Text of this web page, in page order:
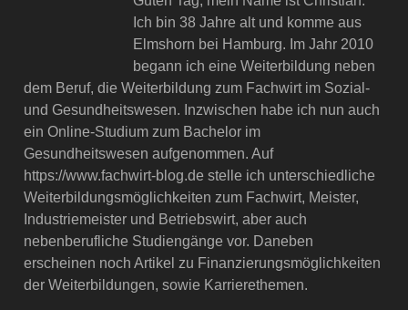
Ich bin 38 Jahre alt und komme aus
Elmshorn bei Hamburg. Im Jahr 2010
begann ich eine Weiterbildung neben
dem Beruf, die Weiterbildung zum Fachwirt im Sozial-
und Gesundheitswesen. Inzwischen habe ich nun auch
ein Online-Studium zum Bachelor im
Gesundheitswesen aufgenommen. Auf
https://www.fachwirt-blog.de stelle ich unterschiedliche
Weiterbildungsmöglichkeiten zum Fachwirt, Meister,
Industriemeister und Betriebswirt, aber auch
nebenberufliche Studiengänge vor. Daneben
erscheinen noch Artikel zu Finanzierungsmöglichkeiten
der Weiterbildungen, sowie Karrierethemen.